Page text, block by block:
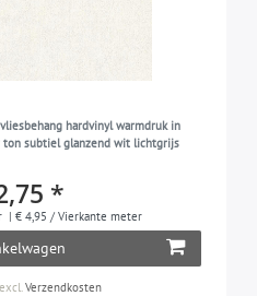
hardvinyl warmdruk in
subtiel glanzend wit lichtgrijs
*
| € 4,95 / Vierkante meter
excl.Verzendkosten